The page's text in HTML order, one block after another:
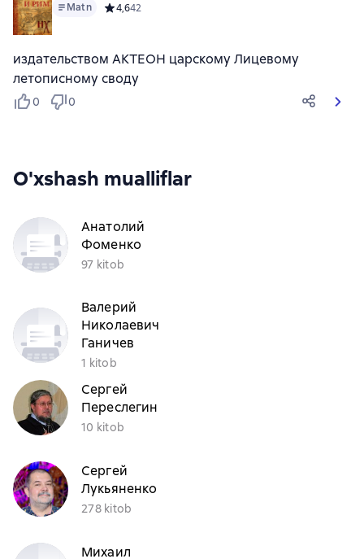
Matn Средний рейтинг 4,6 на основе 42 оценок
4,642
издательством АКТЕОН царскому Лицевому
летописному своду
0 0
O'xshash mualliflar
Анатолий
Фоменко
97 kitob
Валерий
Николаевич
Ганичев
1 kitob
Сергей
Переслегин
10 kitob
Сергей
Лукьяненко
278 kitob
Михаил